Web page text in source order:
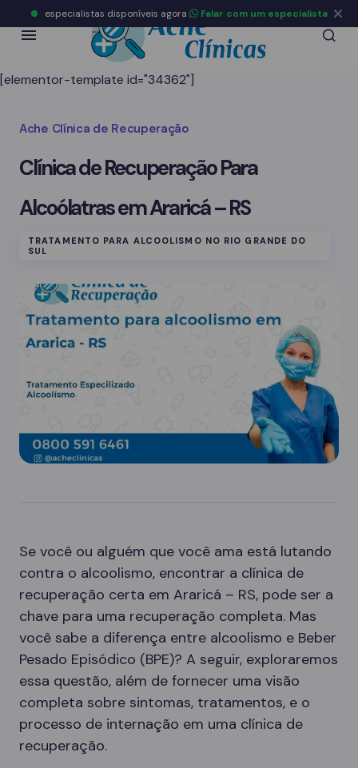
[elementor-template id="34362"]
Ache Clínica de Recuperação
Clínica de Recuperação Para
Alcoólatras em Araricá – RS
TRATAMENTO PARA ALCOOLISMO NO RIO GRANDE DO
SUL
Se você ou alguém que você ama está lutando
contra o alcoolismo, encontrar a clínica de
recuperação certa em Araricá – RS, pode ser a
chave para uma recuperação completa. Mas
você sabe a diferença entre alcoolismo e Beber
Pesado Episódico (BPE)? A seguir, exploraremos
essa questão, além de fornecer uma visão
completa sobre sintomas, tratamentos, e o
processo de internação em uma clínica de
recuperação.
especialistas disponíveis agora Falar com um especialista